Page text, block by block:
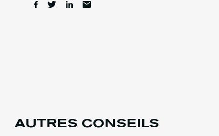
AUTRES CONSEILS